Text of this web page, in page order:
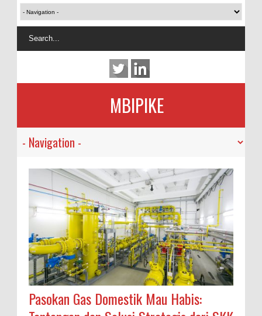
MBIPIKE
Pasokan Gas Domestik Mau Habis: